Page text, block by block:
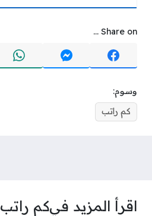
Share on ...
وسوم:
كم راتب
اقرأ المزيد فيكم راتب